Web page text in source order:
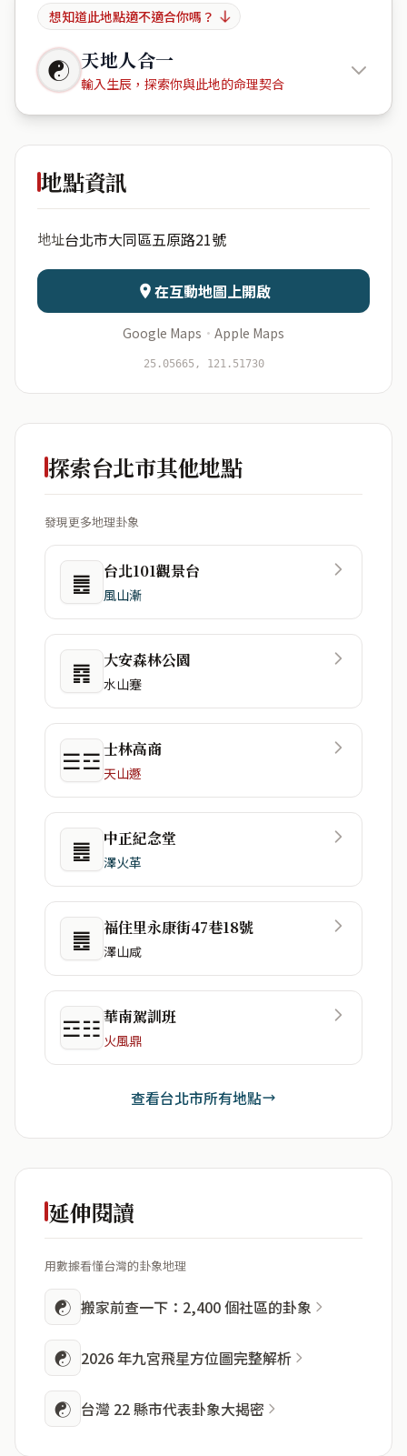
想知道此地點適不適合你嗎？
☯ 天地人合一
輸入生辰，探索你與此地的命理契合
Central
出生時辰
地點資訊
地址台北市大同區五原路21號
在互動地圖上開啟
Google Maps · Apple Maps
25.05665, 121.51730
探索台北市其他地點
發現更多地理卦象
䷌ 台北101觀景台
風山漸
䷴ 大安森林公園
水山蹇
☰☲士林高商
天山遯
䷌ 中正紀念堂
澤火革
䷌ 福住里永康街47巷18號
澤山咸
☲☷華南駕訓班
火風鼎
查看台北市所有地點
延伸閱讀
用數據看懂台灣的卦象地理
☯ 搬家前查一下：2,400 個社區的卦象
☯ 2026 年九宮飛星方位圖完整解析
☯ 台灣 22 縣市代表卦象大揭密